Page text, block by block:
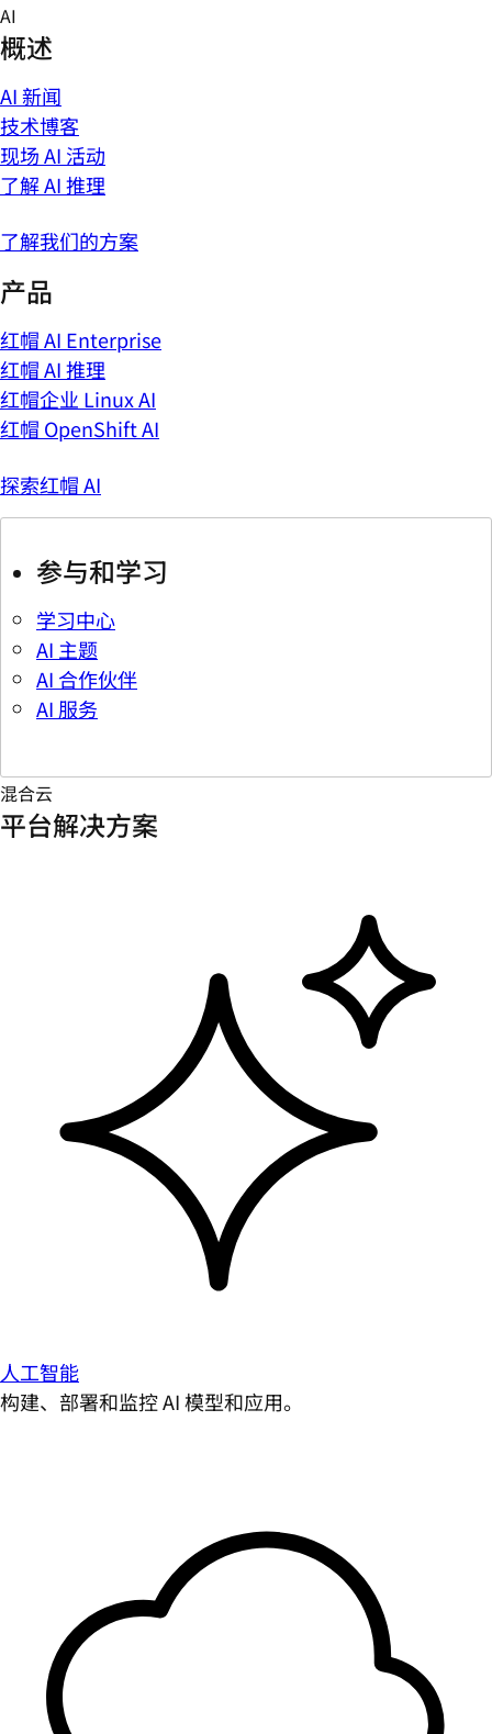
Skip
to
content
AI
概述
AI 新闻
技术博客
现场 AI 活动
了解 AI 推理
了解我们的方案
产品
红帽 AI Enterprise
红帽 AI 推理
红帽企业 Linux AI
红帽 OpenShift AI
探索红帽 AI
参与和学习
学习中心
AI 主题
AI 合作伙伴
AI 服务
混合云
平台解决方案
人工智能
构建、部署和监控 AI 模型和应用。